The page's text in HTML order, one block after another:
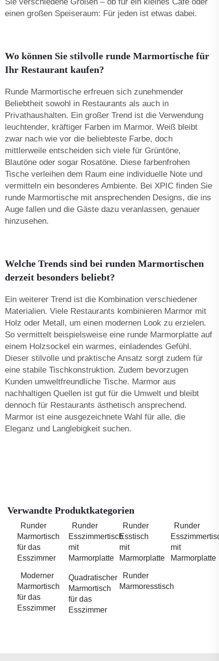
einen großen Speiseraum: Für jeden ist etwas dabei.
Wo können Sie stilvolle runde Marmortische für
Ihr Restaurant kaufen?
Runde Marmortische erfreuen sich zunehmender
Beliebtheit sowohl in Restaurants als auch in
Privathaushalten. Ein großer Trend ist die Verwendung
leuchtender, kräftiger Farben im Marmor. Weiß bleibt
zwar nach wie vor die beliebteste Farbe, doch
mittlerweile entscheiden sich viele für Grüntöne,
Blautöne oder sogar Rosatöne. Diese farbenfrohen
Tische verleihen dem Raum eine individuelle Note und
vermitteln ein besonderes Ambiente. Bei XPIC finden Sie
runde Marmortische mit ansprechenden Designs, die ins
Auge fallen und die Gäste dazu veranlassen, genauer
hinzusehen.
Welche Trends sind bei runden Marmortischen
derzeit besonders beliebt?
Ein weiterer Trend ist die Kombination verschiedener
Materialien. Viele Restaurants kombinieren Marmor mit
Holz oder Metall, um einen modernen Look zu erzielen.
So vermittelt beispielsweise eine runde Marmorplatte auf
einem Holzsockel ein warmes, einladendes Gefühl.
Dieser stilvolle und praktische Ansatz sorgt zudem für
eine stabile Tischkonstruktion. Zudem bevorzugen
Kunden umweltfreundliche Tische. Marmor aus
nachhaltigen Quellen ist gut für die Umwelt und bleibt
dennoch für Restaurants ästhetisch ansprechend.
Marmor ist eine ausgezeichnete Wahl für alle, die
Eleganz und Langlebigkeit suchen.
Verwandte Produktkategorien
Runder
Marmortisch
für das
Esszimmer
Runder
Esszimmertisch
mit
Marmorplatte
Runder
Esstisch
mit
Marmorplatte
Runder
mit
Marmorplatte
Moderner
Marmortisch
für das
Esszimmer
Quadratischer
Marmortisch
für das
Esszimmer
Runder
Marmoresstisch